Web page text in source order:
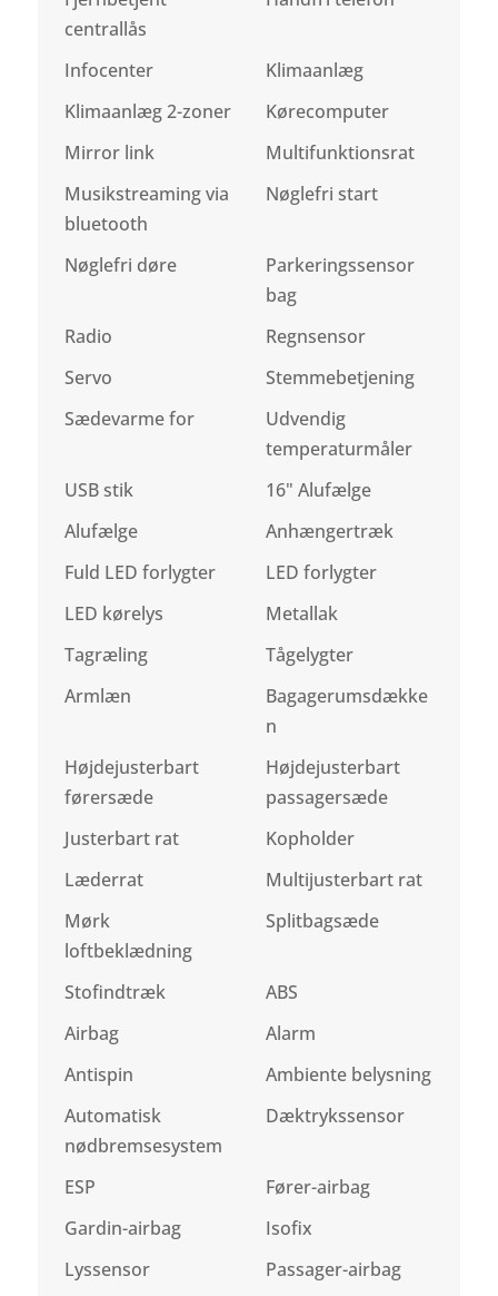
centrallås
Infocenter
Klimaanlæg
Klimaanlæg 2-zoner
Kørecomputer
Mirror link
Multifunktionsrat
Musikstreaming via
bluetooth
Nøglefri start
Nøglefri døre
Parkeringssensor
bag
Radio
Regnsensor
Servo
Stemmebetjening
Sædevarme for
Udvendig
temperaturmåler
USB stik
16" Alufælge
Alufælge
Anhængertræk
Fuld LED forlygter
LED forlygter
LED kørelys
Metallak
Tagræling
Tågelygter
Armlæn
Bagagerumsdække
n
Højdejusterbart
førersæde
Højdejusterbart
passagersæde
Justerbart rat
Kopholder
Læderrat
Multijusterbart rat
Mørk
loftbeklædning
Splitbagsæde
Stofindtræk
ABS
Airbag
Alarm
Antispin
Ambiente belysning
Automatisk
nødbremsesystem
Dæktrykssensor
ESP
Fører-airbag
Gardin-airbag
Isofix
Lyssensor
Passager-airbag